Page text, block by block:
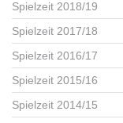
Spielzeit 2018/19
Spielzeit 2017/18
Spielzeit 2016/17
Spielzeit 2015/16
Spielzeit 2014/15